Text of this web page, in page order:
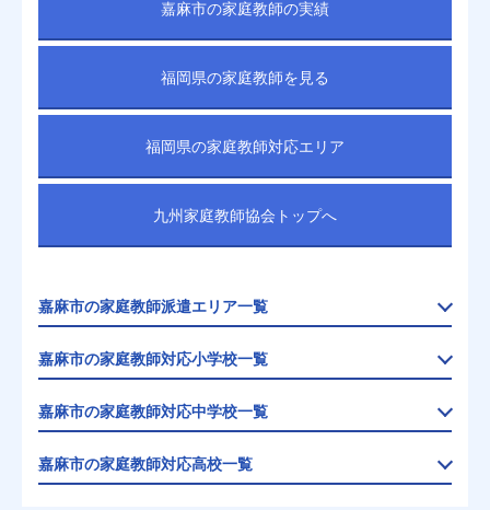
嘉麻市の家庭教師の実績
福岡県の家庭教師を見る
福岡県の家庭教師対応エリア
九州家庭教師協会トップへ
嘉麻市の家庭教師派遣エリア一覧
嘉麻市の家庭教師対応小学校一覧
嘉麻市の家庭教師対応中学校一覧
嘉麻市の家庭教師対応高校一覧